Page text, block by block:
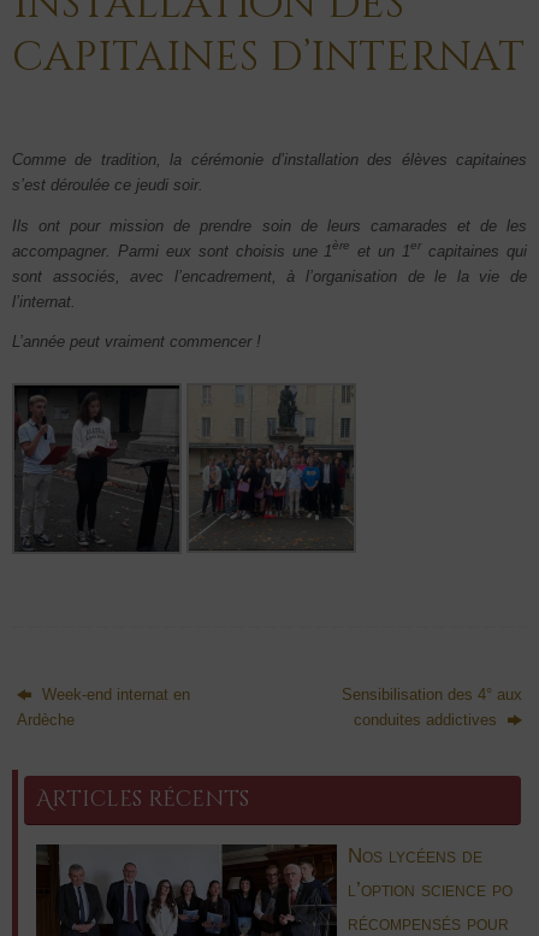
capitaines d’internat
Comme de tradition, la cérémonie d’installation des élèves capitaines
s’est déroulée ce jeudi soir.
Ils ont pour mission de prendre soin de leurs camarades et de les
accompagner. Parmi eux sont choisis une 1ère et un 1er capitaines qui
sont associés, avec l’encadrement, à l’organisation de le la vie de
l’internat.
L’année peut vraiment commencer !
Week-end internat en
Ardèche
Sensibilisation des 4° aux
conduites addictives
Articles récents
Nos lycéens de
l’option science po
récompensés pour